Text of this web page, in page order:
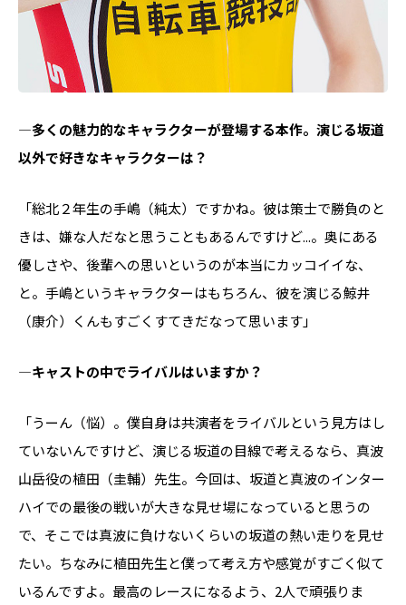
―多くの魅力的なキャラクターが登場する本作。演じる坂道
以外で好きなキャラクターは？
「総北２年生の手嶋（純太）ですかね。彼は策士で勝負のと
きは、嫌な人だなと思うこともあるんですけど...。奥にある
優しさや、後輩への思いというのが本当にカッコイイな、
と。手嶋というキャラクターはもちろん、彼を演じる鯨井
（康介）くんもすごくすてきだなって思います」
―キャストの中でライバルはいますか？
「うーん（悩）。僕自身は共演者をライバルという見方はし
ていないんですけど、演じる坂道の目線で考えるなら、真波
山岳役の植田（圭輔）先生。今回は、坂道と真波のインター
ハイでの最後の戦いが大きな見せ場になっていると思うの
で、そこでは真波に負けないくらいの坂道の熱い走りを見せ
たい。ちなみに植田先生と僕って考え方や感覚がすごく似て
いるんですよ。最高のレースになるよう、2人で頑張りま